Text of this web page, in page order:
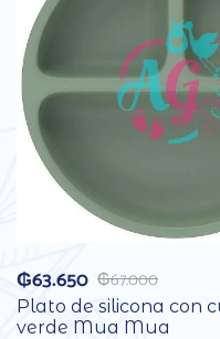
₲67.000
₲63.650
Plato de silicona con
verde Mua Mua